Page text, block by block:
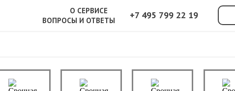
О СЕРВИСЕ
ВОПРОСЫ И ОТВЕТЫ
+7 495 799 22 19